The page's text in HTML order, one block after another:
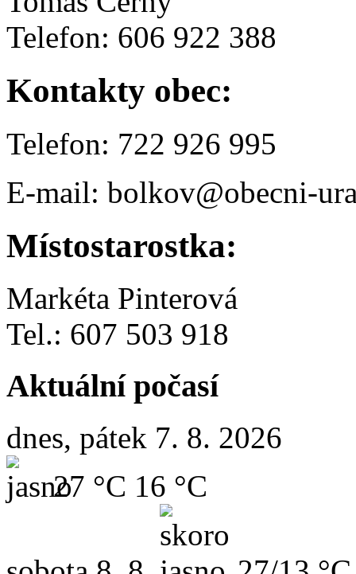
Telefon: 606 922 388
Kontakty obec:
Telefon: 722 926 995
E-mail: bolkov@obecni-
Místostarostka:
Markéta Pinterová
Tel.: 607 503 918
Aktuální počasí
dnes, pátek 7. 8. 2026
27 °C 16 °C